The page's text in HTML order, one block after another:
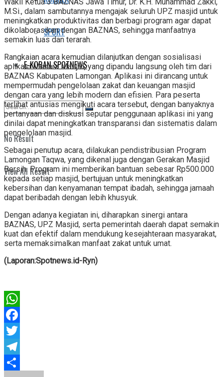
SPORT
E-KORAN SPOTNEWS
No Result
View All Result
Wakil Ketua 3 BAZNAS Jawa Timur, Dr. K.H. Muhammad Zakki,
M.Si., dalam sambutannya mengajak seluruh UPZ masjid untuk
meningkatkan produktivitas dan berbagi program agar dapat
dikolaborasikan dengan BAZNAS, sehingga manfaatnya
semakin luas dan terarah.
Rangkaian acara kemudian dilanjutkan dengan sosialisasi
aplikasi Menara Masjid, yang dipandu langsung oleh tim dari
BAZNAS Kabupaten Lamongan. Aplikasi ini dirancang untuk
mempermudah pengelolaan zakat dan keuangan masjid
dengan cara yang lebih modern dan efisien. Para peserta
terlihat antusias mengikuti acara tersebut, dengan banyaknya
pertanyaan dan diskusi seputar penggunaan aplikasi ini yang
dinilai dapat meningkatkan transparansi dan sistematis dalam
pengelolaan masjid.
Sebagai penutup acara, dilakukan pendistribusian Program
Lamongan Taqwa, yang dikenal juga dengan Gerakan Masjid
Bersih. Program ini memberikan bantuan sebesar Rp500.000
kepada setiap masjid, bertujuan untuk meningkatkan
kebersihan dan kenyamanan tempat ibadah, sehingga jamaah
dapat beribadah dengan lebih khusyuk.
Dengan adanya kegiatan ini, diharapkan sinergi antara
BAZNAS, UPZ Masjid, serta pemerintah daerah dapat semakin
kuat dan efektif dalam mendukung kesejahteraan masyarakat,
serta memaksimalkan manfaat zakat untuk umat.
(Laporan:Spotnews.id-Ryn)
WhatsApp
Facebook
Twitter
Telegram